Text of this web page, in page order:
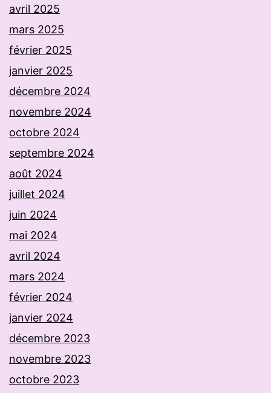
avril 2025
mars 2025
février 2025
janvier 2025
décembre 2024
novembre 2024
octobre 2024
septembre 2024
août 2024
juillet 2024
juin 2024
mai 2024
avril 2024
mars 2024
février 2024
janvier 2024
décembre 2023
novembre 2023
octobre 2023